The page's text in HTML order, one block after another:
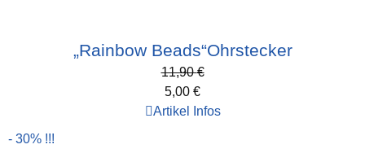
„Rainbow Beads“Ohrstecker
11,90€
5,00 €
Artikel Infos
- 30% !!!